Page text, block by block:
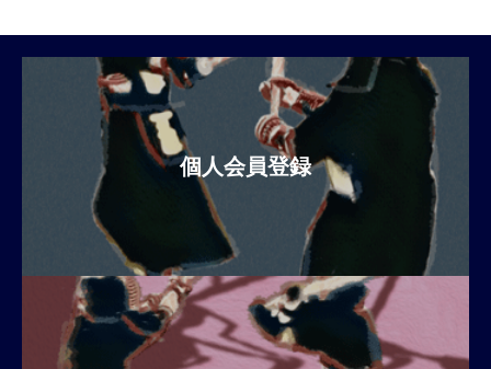
個人会員登録